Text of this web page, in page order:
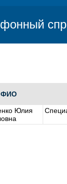
ФИО
Юлия